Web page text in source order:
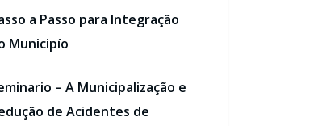
a Passo para Integração
Municipío
– A Municipalização e
de Acidentes de